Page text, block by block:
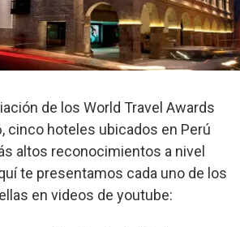
de los World Travel Awards
cinco hoteles ubicados en Perú
altos reconocimientos a nivel
te presentamos cada uno de los
en videos de youtube: